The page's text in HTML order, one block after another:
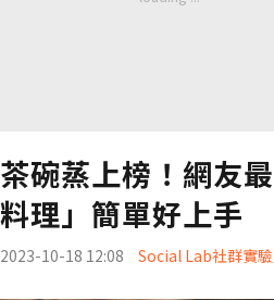
茶碗蒸上榜！網友
料理」簡單好上手
2023-10-18 12:08 Social Lab社群實